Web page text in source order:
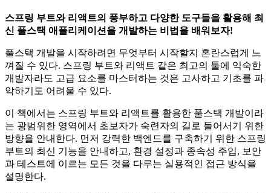
스프링 부트와 리액트의 풍부하고 다양한 도구들을 활용해 최
신 풀스택 애플리케이션을 개발하는 비법을 배워보자!
풀스택 개발을 시작하려면 무엇부터 시작할지 혼란스럽게 느
껴질 수 있다. 스프링 부트와 리액트 같은 최고의 툴에 익숙한
개발자라도 고급 요소를 마스터하는 것은 고사하고 기초를 파
악하기도 어려울 수 있다.
이 책에서는 스프링 부트와 리액트를 활용한 풀스택 개발이라
는 광범위한 영역에서 초보자가 숙련자의 길로 들어서기 위한
방향을 안내한다. 먼저 강력한 백엔드를 구축하기 위한 스프링
부트의 최신 기능을 안내하고, 환경 설정과 종속성 주입, 보안
과 테스트에 이르는 모든 것을 다루는 실용적인 접근 방식을
설명한다.